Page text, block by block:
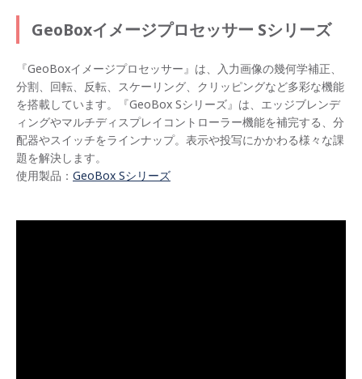
GeoBoxイメージプロセッサー Sシリーズ
『GeoBoxイメージプロセッサー』は、入力画像の幾何学補正、
分割、回転、反転、スケーリング、クリッピングなど多彩な機能
を搭載しています。『GeoBox Sシリーズ』は、エッジブレンデ
ィングやマルチディスプレイコントローラー機能を補完する、分
配器やスイッチをラインナップ。表示や投写にかかわる様々な課
題を解決します。
使用製品： GeoBox Sシリーズ